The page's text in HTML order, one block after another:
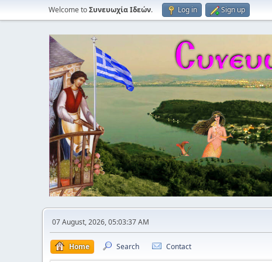
Welcome toΣυνευωχία Ιδεών. Log in Sign up
07 August, 2026, 05:03:37 AM
Home Search Contact